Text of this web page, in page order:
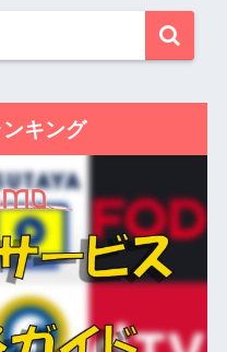
キング